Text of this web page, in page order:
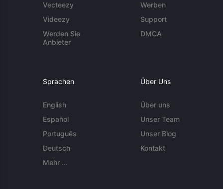
Vecteezy
Videezy
Werden Sie
Anbieter
Werben
Support
DMCA
Sprachen
English
Español
Português
Deutsch
Mehr ...
Über Uns
Über uns
Unser Team
Unser Blog
Kontakt